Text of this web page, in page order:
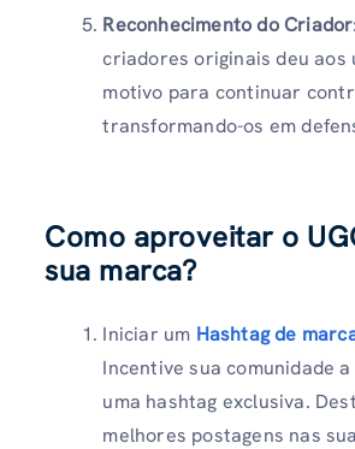
Reconhecimento do Criador
criadores originais deu aos
motivo para continuar
transformando-os em
Como aproveitar o
sua marca?
Iniciar um Hashtag de
Incentive sua comunidade
uma hashtag exclusiva.
melhores postagens nas